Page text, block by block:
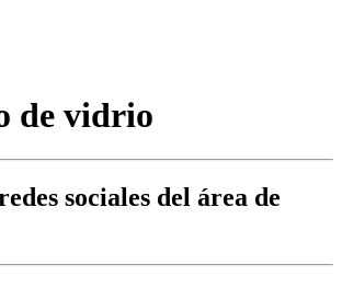
de vidrio
sociales del área de